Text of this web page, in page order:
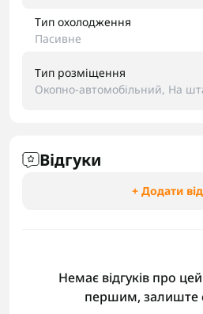
Тип охолодження
Пасивне
Тип розміщення
Окопно-автомобільний, На
Відгуки
+ Додати
Немає відгуків про
першим, залиште